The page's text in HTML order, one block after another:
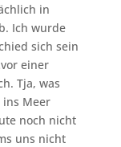
in
Ich wurde
sich sein
einer
Tja, was
Meer
noch nicht
uns nicht